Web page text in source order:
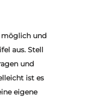
möglich und
aus. Stell
und
ist es
eigene